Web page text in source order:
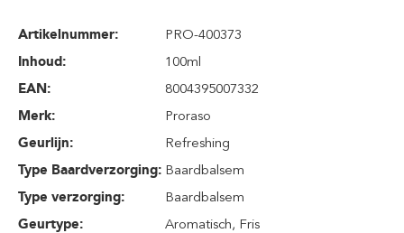
Artikelnummer:
PRO-400373
Inhoud:
100ml
EAN:
8004395007332
Merk:
Proraso
Geurlijn:
Refreshing
Type Baardverzorging: Baardbalsem
Type verzorging:
Baardbalsem
Geurtype:
Aromatisch, Fris